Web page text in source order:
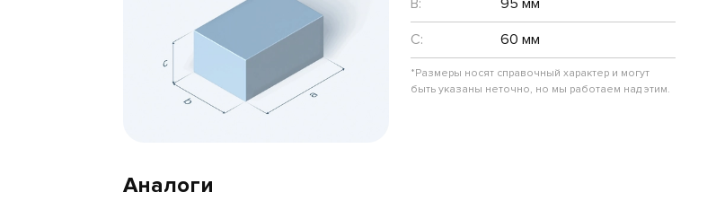
C:
60 мм
*Размеры носят справочный характер и могут
быть указаны неточно, но мы работаем над этим.
Аналоги